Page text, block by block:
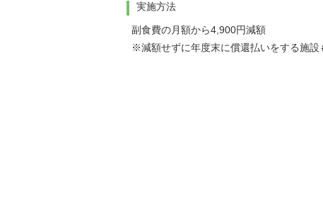
実施方法
副食費の月額から4,900円減額
※減額せずに年度末に償還払いをする施設